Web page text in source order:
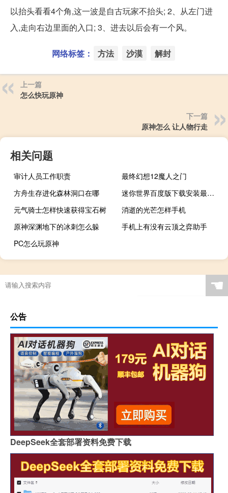
以抬头看看4个角,这一波是自古玩家不抬头; 2、从左门进
入,走向右边里面的入口; 3、进去以后会有一个风。
网络标签： 方法 沙漠 解封
上一篇
怎么快玩原神
下一篇
原神怎么 让人物行走
相关问题
审计人员工作职责
最终幻想12魔人之门
方舟生存进化森林洞口在哪
迷你世界百度版下载安装最新版本
元气骑士怎样快速获得宝石树
消逝的光芒怎样手机
原神深渊地下的冰刺怎么躲
手机上有没有云顶之弈助手
PC怎么玩原神
☚
公告
DeepSeek全套部署资料免费下载